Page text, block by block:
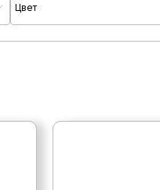
Цвет